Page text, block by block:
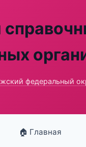
федеральный
🏠 Главная